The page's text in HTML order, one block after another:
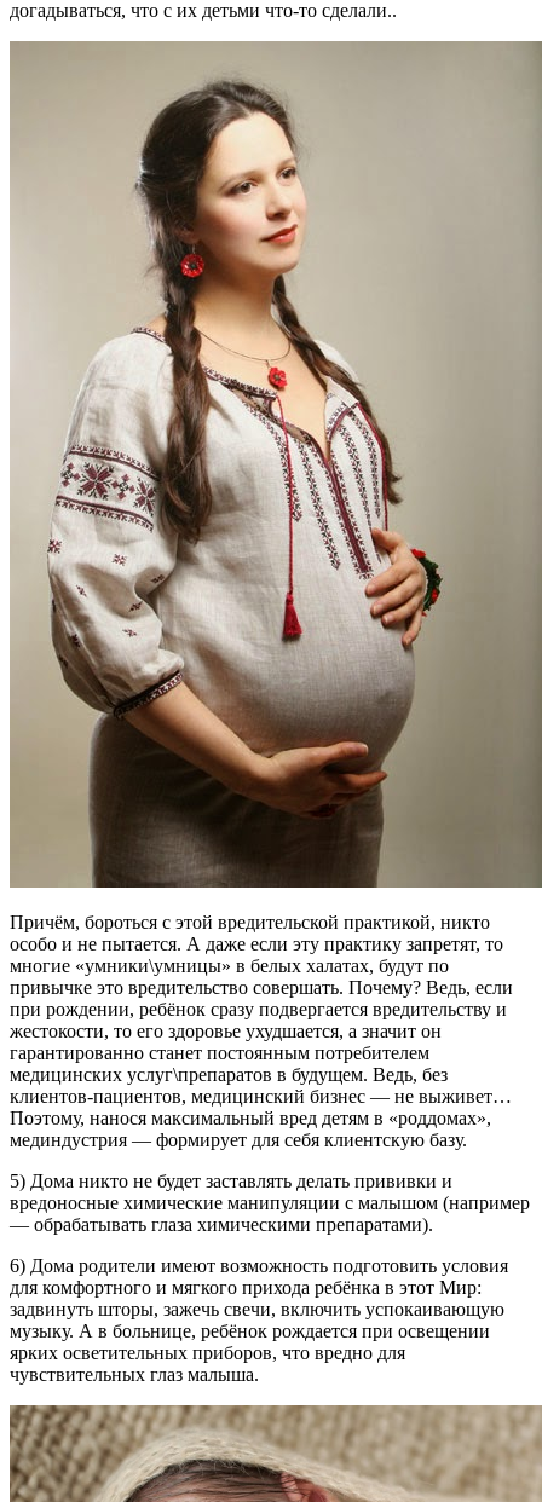
догадываться, что с их детьми что-то сделали..
Причём, бороться с этой вредительской практикой, никто
особо и не пытается. А даже если эту практику запретят, то
многие «умники\умницы» в белых халатах, будут по
привычке это вредительство совершать. Почему? Ведь, если
при рождении, ребёнок сразу подвергается вредительству и
жестокости, то его здоровье ухудшается, а значит он
гарантированно станет постоянным потребителем
медицинских услуг\препаратов в будущем. Ведь, без
клиентов-пациентов, медицинский бизнес — не выживет…
Поэтому, нанося максимальный вред детям в «роддомах»,
мединдустрия — формирует для себя клиентскую базу.
5) Дома никто не будет заставлять делать прививки и
вредоносные химические манипуляции с малышом (например
— обрабатывать глаза химическими препаратами).
6) Дома родители имеют возможность подготовить условия
для комфортного и мягкого прихода ребёнка в этот Мир:
задвинуть шторы, зажечь свечи, включить успокаивающую
музыку. А в больнице, ребёнок рождается при освещении
ярких осветительных приборов, что вредно для
чувствительных глаз малыша.